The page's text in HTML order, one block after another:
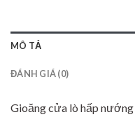
MÔ TẢ
ĐÁNH GIÁ (0)
Gioăng cửa lò hấp